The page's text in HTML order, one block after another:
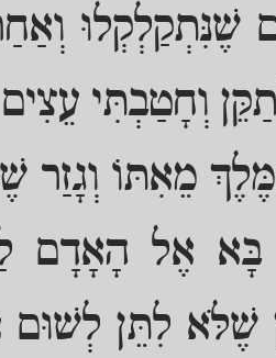
שֶׁנִּתְקַלְקְלוּ
וְחָטַבְתִּי
מֵאִתּוֹ וְגָזַר
אֶל הָאָדָם
שֶׁלֹּא לִתֵּן לְשׁוּם